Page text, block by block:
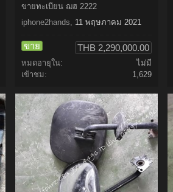
ขายทะเบียน ฌฮ 2222
iphone2hands
11 พฤษภาคม 2021
ขาย THB 2,290,000.00
หมดอายุใน:
ไม่มี
เข้าชม:
1,629